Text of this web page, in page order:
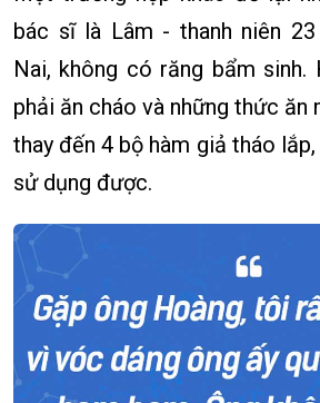
bác sĩ là Lâm - thanh niên
Nai, không có răng bẩm sinh.
phải ăn cháo và những thức ăn
thay đến 4 bộ hàm giả tháo
sử dụng được.